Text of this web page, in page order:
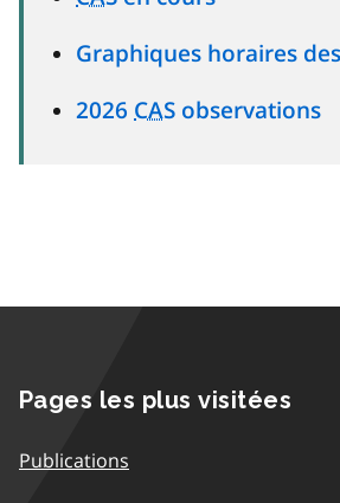
Graphiques horaires
2026 CAS observations
Pages les plus visitées
Publications